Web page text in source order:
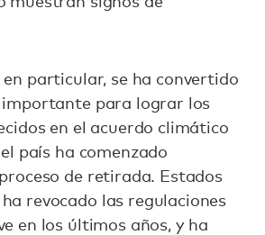
particular, se ha convertido
importante para lograr los
en el acuerdo climático
país ha comenzado
de retirada. Estados
revocado las regulaciones
en los últimos años, y ha